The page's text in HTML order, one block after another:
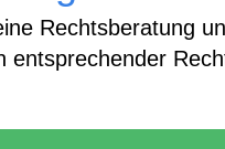
Rechtsberatung